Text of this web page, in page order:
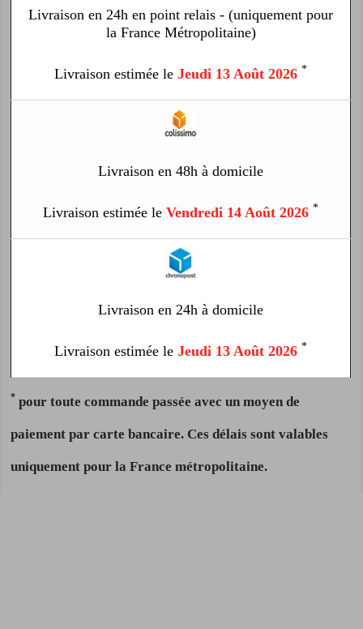
Livraison en 24h en point relais - (uniquement pour
la France Métropolitaine)
Livraison estimée le Jeudi 13 Août 2026 *
Livraison en 48h à domicile
Livraison estimée le Vendredi 14 Août 2026 *
Livraison en 24h à domicile
Livraison estimée le Jeudi 13 Août 2026 *
* pour toute commande passée avec un moyen de
paiement par carte bancaire. Ces délais sont valables
uniquement pour la France métropolitaine.